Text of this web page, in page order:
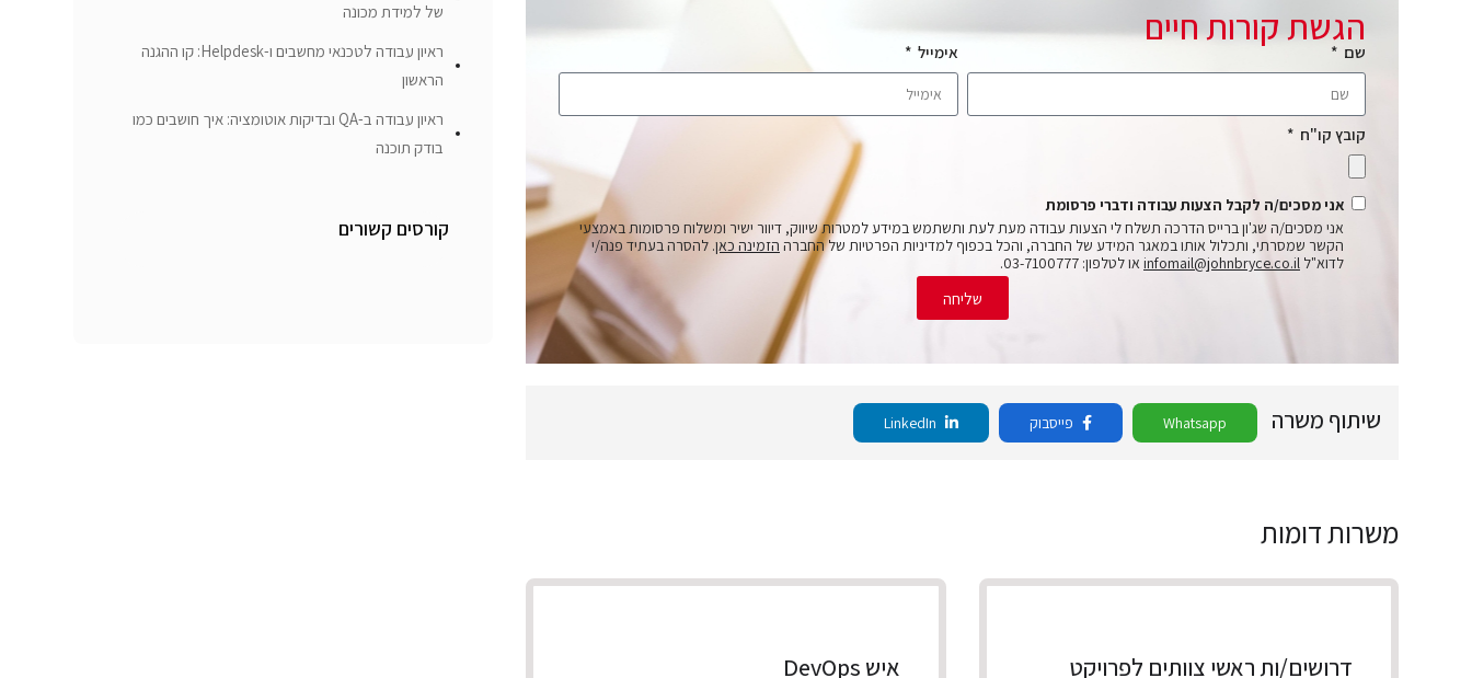
הגשת קורות חיים
שם אימייל
קובץ קו"ח
אני מסכים/ה לקבל הצעות עבודה ודברי פרסומת
אני מסכים/ה שג'ון ברייס הדרכה תשלח לי הצעות עבודה מעת לעת ותשתמש במידע למטרות שיווק, דיוור ישיר ומשלוח פרסומות באמצעי
הקשר שמסרתי, ותכלול אותו במאגר המידע של החברה, והכל בכפוף למדיניות הפרטיות של החברה הזמינה כאן. להסרה בעתיד פנה/י
לדוא"ל infomail@johnbryce.co.il או לטלפון: 03-7100777.
שליחה
שיתוף משרה Whatsapp פייסבוק
משרות דומות
דרושים/ות ראשי צוותים לפרויקט
איש DevOps
של למידת מכונה
ראיון עבודה לטכנאי מחשבים ו-Helpdesk: קו ההגנה
הראשון
ראיון עבודה ב-QA ובדיקות אוטומציה: איך חושבים כמו
בודק תוכנה
קורסים קשורים